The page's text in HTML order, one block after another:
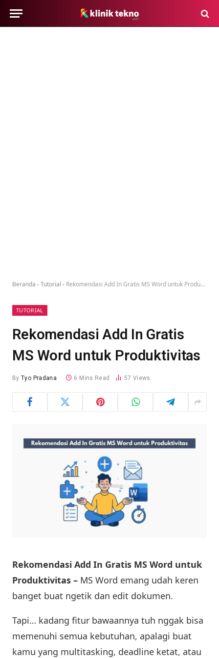
Beranda › Tutorial › Rekomendasi Add In Gratis MS Word untuk Produktivitas
TUTORIAL
Rekomendasi Add In Gratis
MS Word untuk Produktivitas
By Tyo Pradana 6 Mins Read 57 Views
Rekomendasi Add In Gratis MS Word untuk
Produktivitas – MS Word emang udah keren
banget buat ngetik dan edit dokumen.
Tapi… kadang fitur bawaannya tuh nggak bisa
memenuhi semua kebutuhan, apalagi buat
kamu yang multitasking, deadline ketat, atau